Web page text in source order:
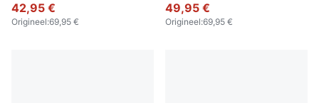
42,95 €
Origineel:69,95 €
49,95 €
Origineel:69,95 €